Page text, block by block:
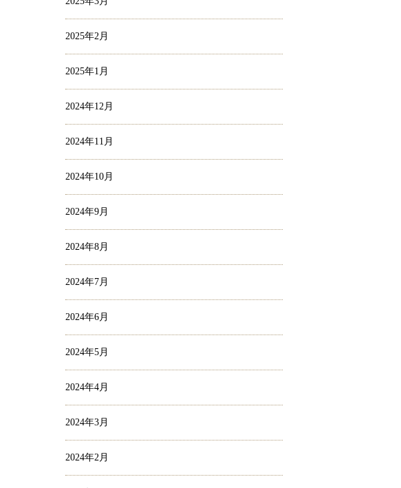
2025年2月
2025年1月
2024年12月
2024年11月
2024年10月
2024年9月
2024年8月
2024年7月
2024年6月
2024年5月
2024年4月
2024年3月
2024年2月